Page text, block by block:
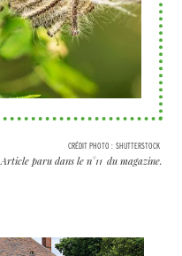
CRÉDIT PHOTO : SHUTTERSTOCK
Article paru dans le n°11 du magazine.